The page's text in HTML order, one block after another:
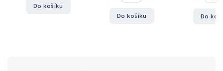
Do košíku
Do košíku Do